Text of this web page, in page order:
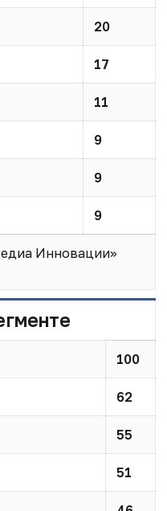
20
17
11
9
9
9
Инновации»
100
62
55
51